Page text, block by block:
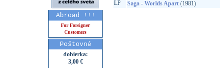
Abroad !!!
For Foreigner
Customers
Poštovné
dobierka:
3,00 €
LP
Saga - Worlds Apart(1981)